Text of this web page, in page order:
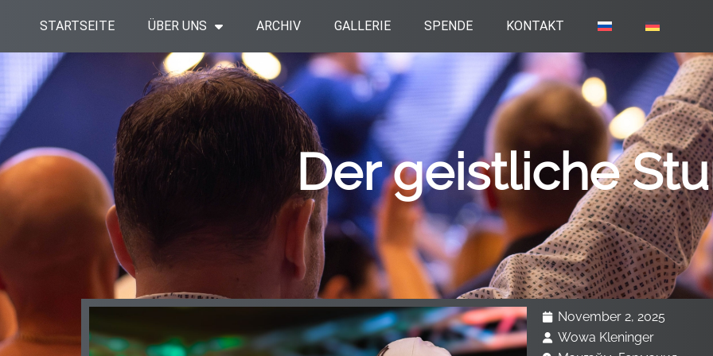
springen
STARTSEITE ÜBER UNS ARCHIV GALLERIE SPENDE KONTAKT
Der geistliche
November 2, 2025
Wowa Kleninger